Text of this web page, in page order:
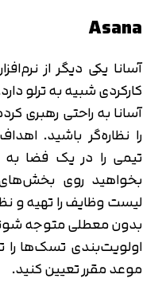
Asana
آسانا یکی دیگر از
کارکردی شبیه به ترلو
آسانا به راحتی رهبری
را نظاره‌گر باشید.
تیمی را در یک فضا به
بخواهید روی
لیست‌ وظایف را تهیه و
بدون معطلی متوجه
اولویت‌بندی‌ تسک‌ها را
موعد مقرر تعیین کنید.